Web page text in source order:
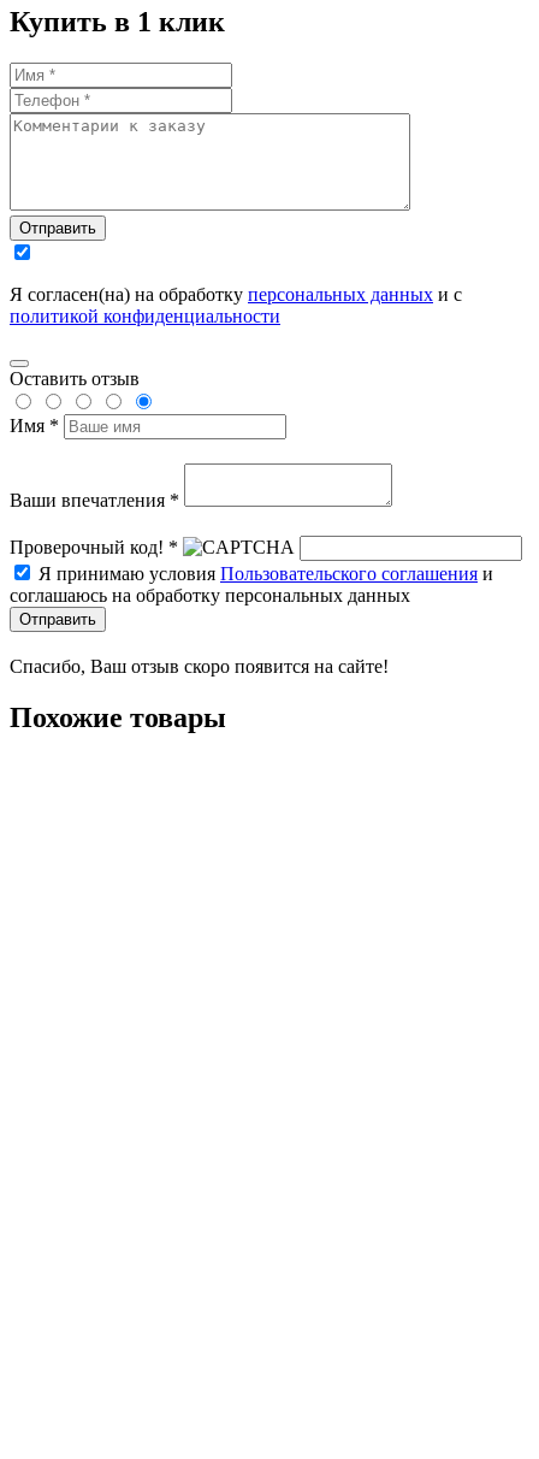
Купить в 1 клик
Отправить
Я согласен(на) на обработку персональных данных и с
политикой конфиденциальности
Оставить отзыв
Имя *
Ваши впечатления *
Проверочный код! *
Я принимаю условия Пользовательского соглашения и
соглашаюсь на обработку персональных данных
Отправить
Спасибо, Ваш отзыв скоро появится на сайте!
Похожие товары